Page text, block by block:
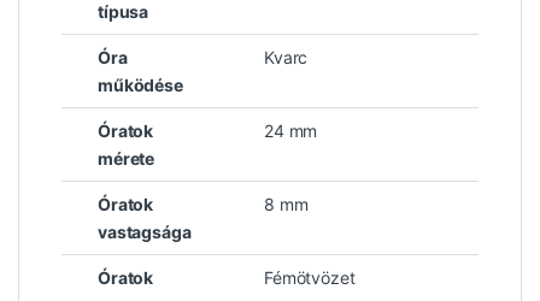
típusa
Óra
működése
Kvarc
Óratok
mérete
24 mm
Óratok
vastagsága
8 mm
Óratok
Fémötvözet